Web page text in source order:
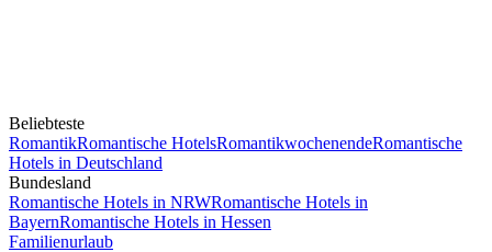
Beliebteste
RomantikRomantische HotelsRomantikwochenendeRomantische
Hotels in Deutschland
Bundesland
Romantische Hotels in NRWRomantische Hotels in
BayernRomantische Hotels in Hessen
Familienurlaub